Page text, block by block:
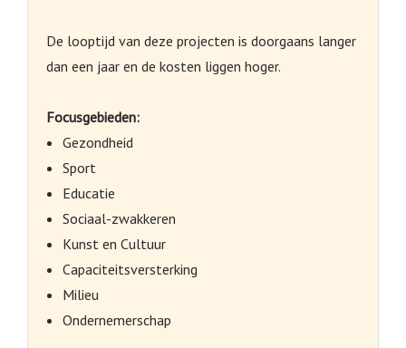
De looptijd van deze projecten is doorgaans langer
dan een jaar en de kosten liggen hoger.
Focusgebieden:
Gezondheid
Sport
Educatie
Sociaal-zwakkeren
Kunst en Cultuur
Capaciteitsversterking
Milieu
Ondernemerschap